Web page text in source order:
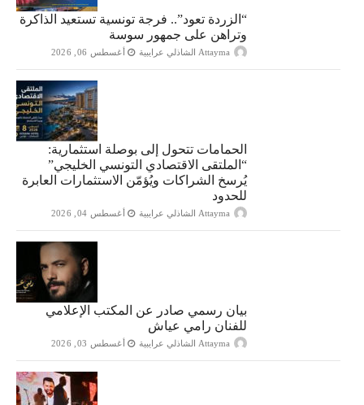
“الزردة تعود”.. فرجة تونسية تستعيد الذاكرة
وتراهن على جمهور سوسة
Attayma الشاذلي عرايبية أغسطس 06, 2026
الحمامات تتحول إلى بوصلة استثمارية:
“الملتقى الاقتصادي التونسي الخليجي”
يُرسخ الشراكات ويُؤمّن الاستثمارات العابرة
للحدود
Attayma الشاذلي عرايبية أغسطس 04, 2026
بيان رسمي صادر عن المكتب الإعلامي
للفنان رامي عياش
Attayma الشاذلي عرايبية أغسطس 03, 2026